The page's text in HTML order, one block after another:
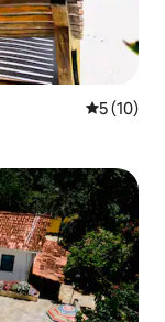
5 de uma
5 (10)